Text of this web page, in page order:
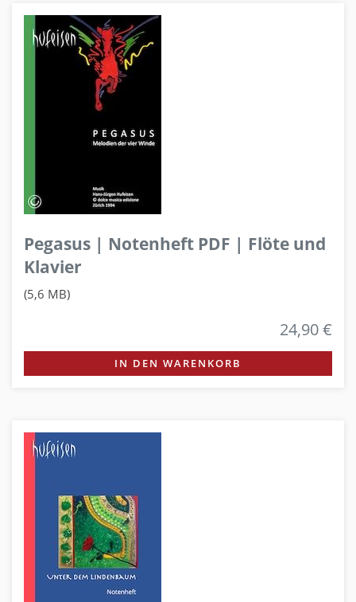
Pegasus | Notenheft PDF | Flöte und
Klavier
(5,6 MB)
24,90 €
IN DEN WARENKORB